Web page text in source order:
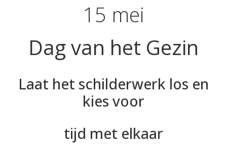
15 mei
Dag van het Gezin
Laat het schilderwerk los en
kies voor
tijd met elkaar